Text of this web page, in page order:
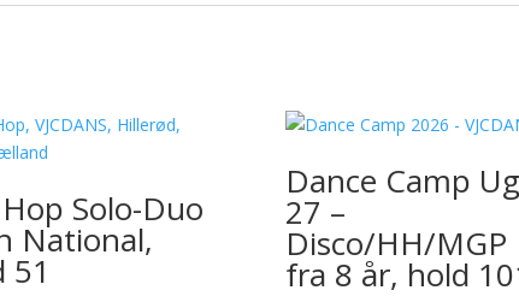
Solo-Duo
National,
51
Dance Camp
27 –
Disco/HH/MGP
fra 8 år, hold